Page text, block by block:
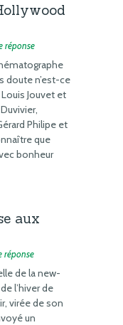
réponse
doute n’est-ce
Jouvet et
Philipe et
que
bonheur
aux
réponse
de la new-
l’hiver de
virée de son
un